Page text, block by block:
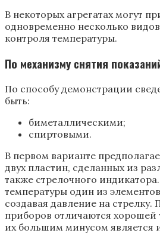
В некоторых агрегатах могут
одновременно несколько
контроля температуры.
По механизму снятия
По способу демонстрации
быть:
биметаллическими;
спиртовыми.
В первом варианте
двух пластин, сделанных из
также стрелочного
температуры один из
создавая давление на стрелку.
приборов отличаются хорошей
их большим минусом является